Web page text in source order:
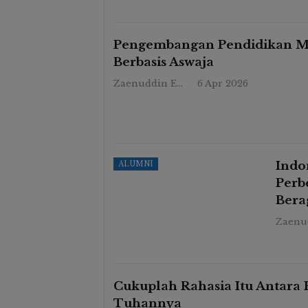
Pengembangan Pendidikan
Berbasis Aswaja
Zaenuddin Endy 6 Apr 2026
ALUMNI
Cukuplah Rahasia Itu Antara
Tuhannya
Madrasah Indonesia Yang
Hasdawati Biru 21 Apr 2026